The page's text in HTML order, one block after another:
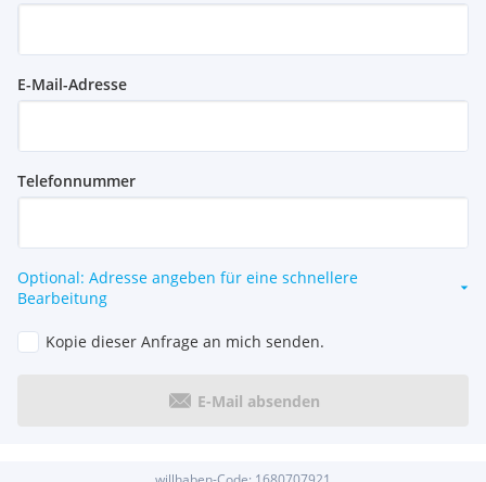
E-Mail-Adresse
Telefonnummer
Optional: Adresse angeben für eine schnellere
Bearbeitung
Kopie dieser Anfrage an mich senden.
E-Mail absenden